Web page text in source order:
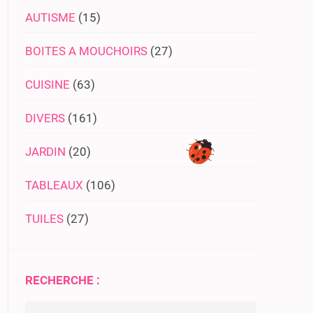
AUTISME (15)
BOITES A MOUCHOIRS (27)
CUISINE (63)
DIVERS (161)
JARDIN (20)
TABLEAUX (106)
TUILES (27)
RECHERCHE :